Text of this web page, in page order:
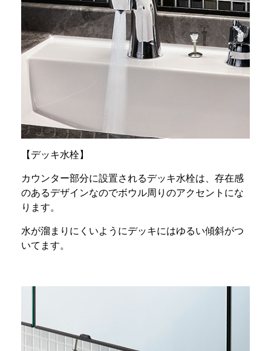
【デッキ水栓】
カウンター部分に設置されるデッキ水栓は、存在感
のあるデザインなのでボウル周りのアクセントにな
ります。
水が溜まりにくいようにデッキにはゆるい傾斜がつ
いてます。